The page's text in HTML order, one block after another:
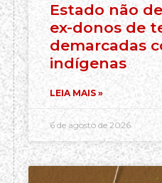
Estado não
ex-donos de
demarcadas
indígenas
LEIA MAIS »
6 de agosto de 2026